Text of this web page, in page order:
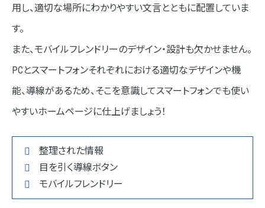
用し、適切な場所にわかりやすい文言とともに配置していま
す。
また、モバイルフレンドリーのデザイン・設計も欠かせません。
PCとスマートフォンそれぞれにおける適切なデザインや機
能、導線があるため、そこを意識してスマートフォンでも使い
やすいホームページに仕上げましょう！
整理された情報
目を引く導線ボタン
モバイルフレンドリー